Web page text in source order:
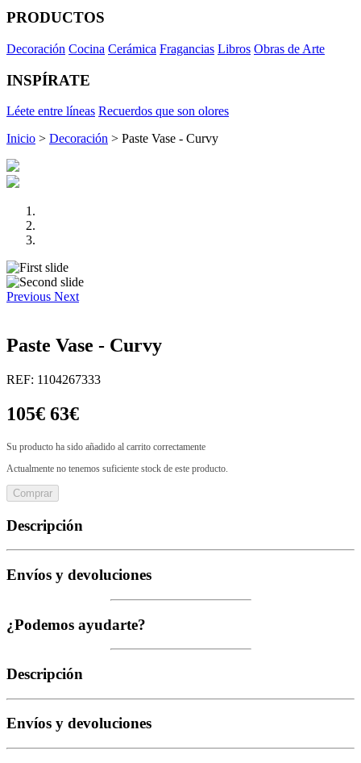
PRODUCTOS
Decoración Cocina Cerámica Fragancias Libros Obras de Arte
INSPÍRATE
Léete entre líneas Recuerdos que son olores
Inicio > Decoración > Paste Vase - Curvy
Previous Next
Paste Vase - Curvy
REF: 1104267333
105€ 63€
Su producto ha sido añadido al carrito correctamente
Actualmente no tenemos suficiente stock de este producto.
Comprar
Descripción
Envíos y devoluciones
¿Podemos ayudarte?
Descripción
Envíos y devoluciones